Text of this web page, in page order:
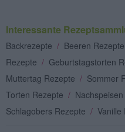
Interessante
Backrezepte / Beeren Rezepte
Rezepte / Geburtstagstorten
Muttertag Rezepte / Sommer
Torten Rezepte /
Schlagobers Rezepte / Vanille